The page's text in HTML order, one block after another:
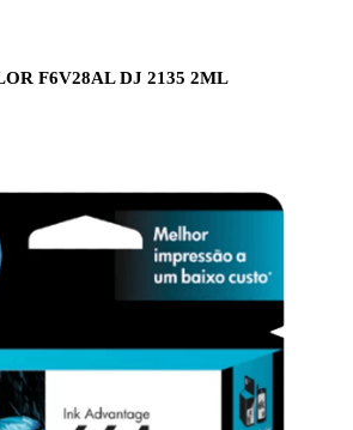
F6V28AL DJ 2135 2ML